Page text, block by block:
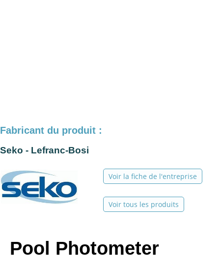
Fabricant du produit :
Seko - Lefranc-Bosi
Voir la fiche de l'entreprise
Voir tous les produits
Pool Photometer